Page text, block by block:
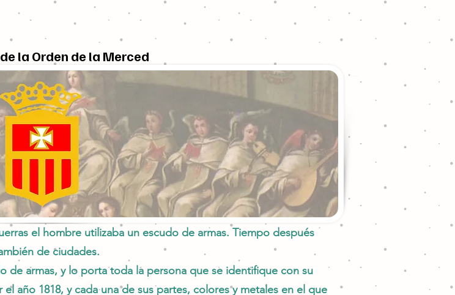
la Orden de la Merced
el hombre utilizaba un escudo de armas. Tiempo después
de ciudades.
de armas, y lo porta toda la persona que se identifique con su
año 1818, y cada una de sus partes, colores y metales en el que